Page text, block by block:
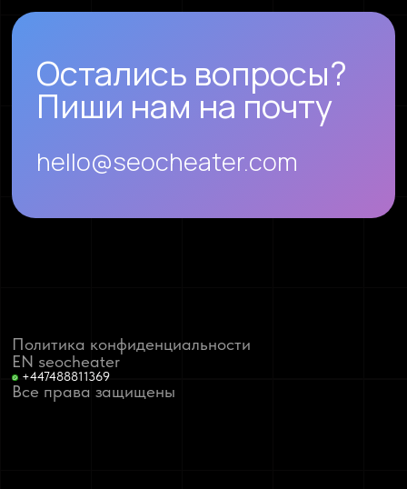
Остались вопросы?
Пиши нам на почту
hello@seocheater.com
Политика конфиденциальности
EN seocheater
+447488811369
Все права защищены